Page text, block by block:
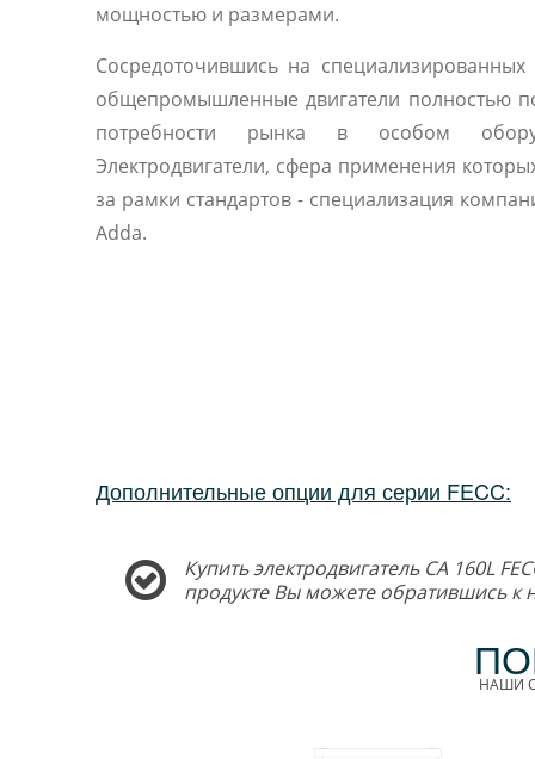
мощностью и размерами.
Сосредоточившись на специализированных
общепромышленные двигатели полностью
потребности рынка в особом
Электродвигатели, сфера применения
за рамки стандартов - специализация
Adda.
Дополнительные опции для серии FECC:
Купить электродвигатель CA 160L
продукте Вы можете обратившись
НАШИ